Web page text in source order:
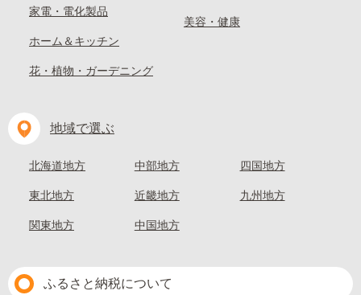
家電・電化製品
ホーム＆キッチン
花・植物・ガーデニング
美容・健康
地域で選ぶ
北海道地方
東北地方
関東地方
中部地方
近畿地方
中国地方
四国地方
九州地方
ふるさと納税について